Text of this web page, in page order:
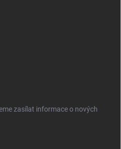
zasílat informace o nových